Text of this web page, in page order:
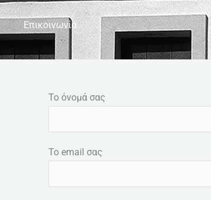
Επικοινωνία
Το όνομά σας
Το email σας